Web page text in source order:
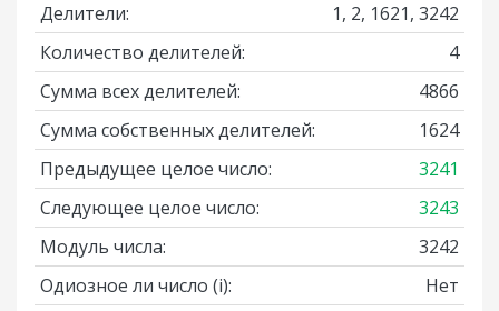
Делители:
1, 2, 1621, 3242
Количество делителей:
4
Сумма всех делителей:
4866
Сумма собственных делителей:
1624
Предыдущее целое число:
3241
Следующее целое число:
3243
Модуль числа:
3242
Одиозное ли число (i):
Нет